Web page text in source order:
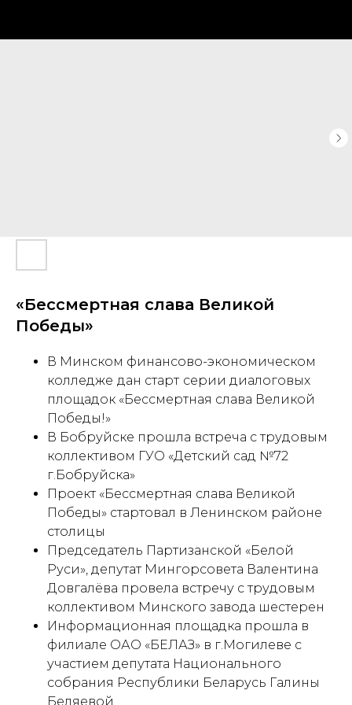
«Бессмертная слава Великой
Победы»
В Минском финансово-экономическом
колледже дан старт серии диалоговых
площадок «Бессмертная слава Великой
Победы!»
В Бобруйске прошла встреча с трудовым
коллективом ГУО «Детский сад №72
г.Бобруйска»
Проект «Бессмертная слава Великой
Победы» стартовал в Ленинском районе
столицы
Председатель Партизанской «Белой
Руси», депутат Мингорсовета Валентина
Довгалёва провела встречу с трудовым
коллективом Минского завода шестерен
Информационная площадка прошла в
филиале ОАО «БЕЛАЗ» в г.Могилеве с
участием депутата Национального
собрания Республики Беларусь Галины
Беляевой